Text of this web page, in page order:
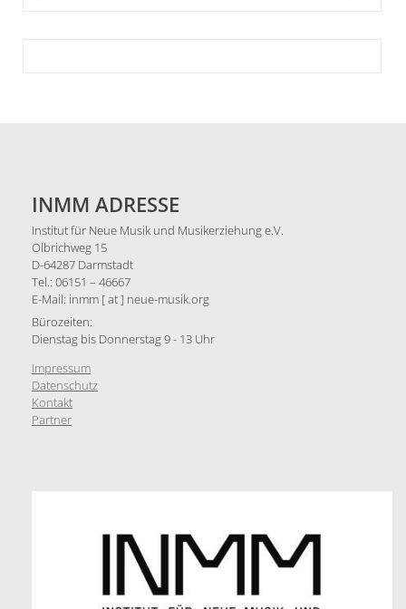
INMM ADRESSE
Institut für Neue Musik und Musikerziehung e.V.
Olbrichweg 15
D-64287 Darmstadt
Tel.: 06151 – 46667
E-Mail: inmm [ at ] neue-musik.org
Bürozeiten:
Dienstag bis Donnerstag 9 - 13 Uhr
Impressum
Datenschutz
Kontakt
Partner